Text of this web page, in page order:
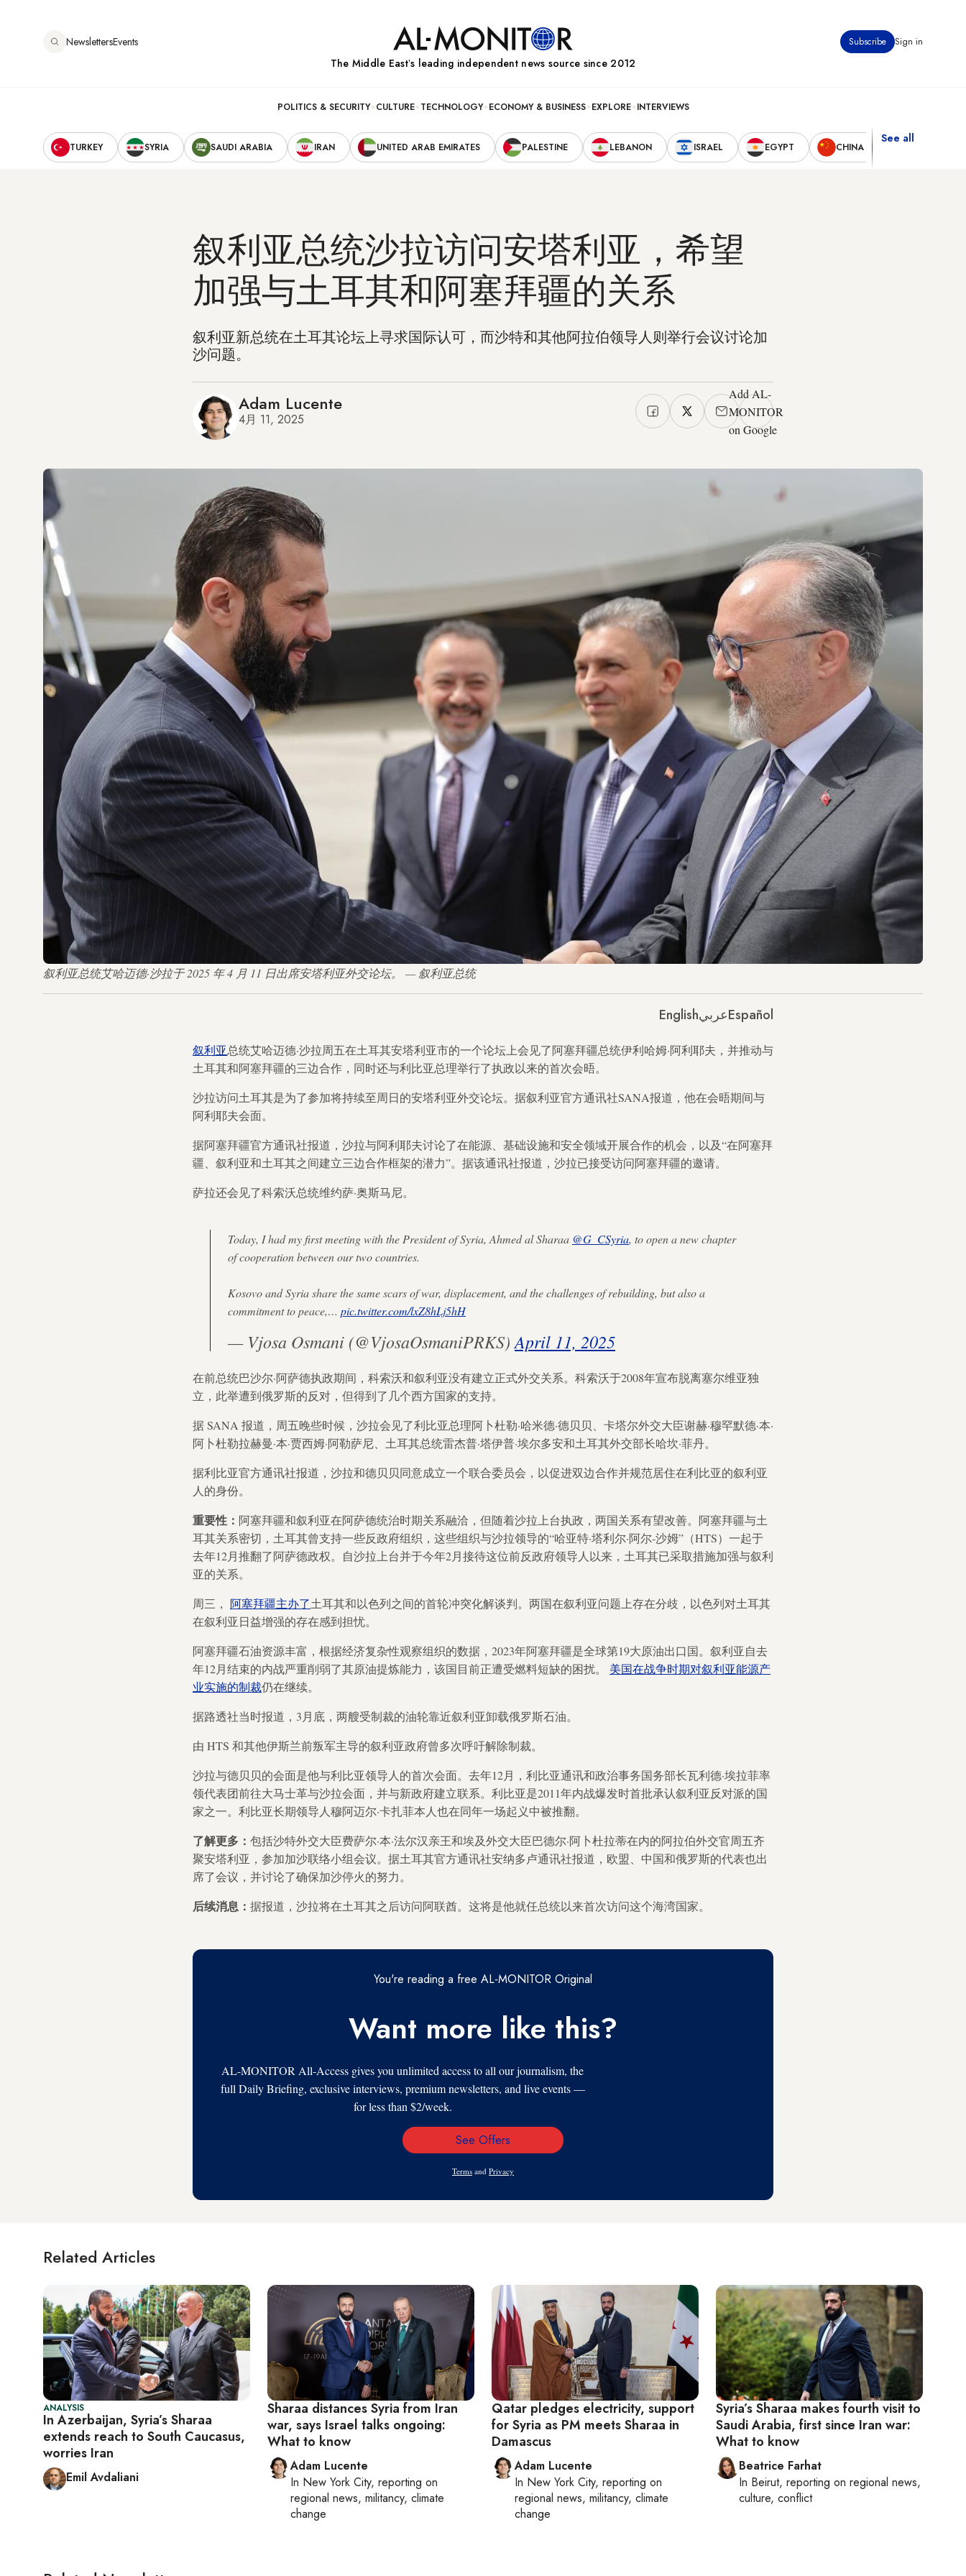
NewslettersEvents Subscribe Sign in
The Middle Eastʼs leading independent news source since 2012
navigation
POLITICS & SECURITY CULTURE TECHNOLOGY ECONOMY & BUSINESS EXPLORE INTERVIEWS
Secondary
TURKEY SYRIA SAUDI ARABIA IRAN UNITED ARAB EMIRATES PALESTINE LEBANON ISRAEL EGYPT CHINA
See all
叙利亚总统沙拉访问安塔利亚，希望
加强与土耳其和阿塞拜疆的关系
叙利亚新总统在土耳其论坛上寻求国际认可，而沙特和其他阿拉伯领导人则举行会议讨论加
沙问题。
Adam Lucente
4月 11, 2025
Add AL-
MONITOR
on Google
叙利亚总统艾哈迈德·沙拉于 2025 年 4 月 11 日出席安塔利亚外交论坛。 — 叙利亚总统
EnglishعربيEspañol
叙利亚总统艾哈迈德·沙拉周五在土耳其安塔利亚市的一个论坛上会见了阿塞拜疆总统伊利哈姆·阿利耶夫，并推动与
土耳其和阿塞拜疆的三边合作，同时还与利比亚总理举行了执政以来的首次会晤。
沙拉访问土耳其是为了参加将持续至周日的安塔利亚外交论坛。据叙利亚官方通讯社SANA报道，他在会晤期间与
阿利耶夫会面。
据阿塞拜疆官方通讯社报道，沙拉与阿利耶夫讨论了在能源、基础设施和安全领域开展合作的机会，以及“在阿塞拜
疆、叙利亚和土耳其之间建立三边合作框架的潜力”。据该通讯社报道，沙拉已接受访问阿塞拜疆的邀请。
萨拉还会见了科索沃总统维约萨·奥斯马尼。
Today, I had my first meeting with the President of Syria, Ahmed al Sharaa @G_CSyria, to open a new chapter
of cooperation between our two countries.
Kosovo and Syria share the same scars of war, displacement, and the challenges of rebuilding, but also a
commitment to peace,… pic.twitter.com/lxZ8hLj5hH
— Vjosa Osmani (@VjosaOsmaniPRKS) April 11, 2025
在前总统巴沙尔·阿萨德执政期间，科索沃和叙利亚没有建立正式外交关系。科索沃于2008年宣布脱离塞尔维亚独
立，此举遭到俄罗斯的反对，但得到了几个西方国家的支持。
据 SANA 报道，周五晚些时候，沙拉会见了利比亚总理阿卜杜勒·哈米德·德贝贝、卡塔尔外交大臣谢赫·穆罕默德·本·
阿卜杜勒拉赫曼·本·贾西姆·阿勒萨尼、土耳其总统雷杰普·塔伊普·埃尔多安和土耳其外交部长哈坎·菲丹。
据利比亚官方通讯社报道，沙拉和德贝贝同意成立一个联合委员会，以促进双边合作并规范居住在利比亚的叙利亚
人的身份。
重要性： 阿塞拜疆和叙利亚在阿萨德统治时期关系融洽，但随着沙拉上台执政，两国关系有望改善。阿塞拜疆与土
耳其关系密切，土耳其曾支持一些反政府组织，这些组织与沙拉领导的“哈亚特·塔利尔·阿尔-沙姆”（HTS）一起于
去年12月推翻了阿萨德政权。自沙拉上台并于今年2月接待这位前反政府领导人以来，土耳其已采取措施加强与叙利
亚的关系。
周三， 阿塞拜疆主办了土耳其和以色列之间的首轮冲突化解谈判。两国在叙利亚问题上存在分歧，以色列对土耳其
在叙利亚日益增强的存在感到担忧。
阿塞拜疆石油资源丰富，根据经济复杂性观察组织的数据，2023年阿塞拜疆是全球第19大原油出口国。叙利亚自去
年12月结束的内战严重削弱了其原油提炼能力，该国目前正遭受燃料短缺的困扰。 美国在战争时期对叙利亚能源产
业实施的制裁仍在继续。
据路透社当时报道，3月底，两艘受制裁的油轮靠近叙利亚卸载俄罗斯石油。
由 HTS 和其他伊斯兰前叛军主导的叙利亚政府曾多次呼吁解除制裁。
沙拉与德贝贝的会面是他与利比亚领导人的首次会面。去年12月，利比亚通讯和政治事务国务部长瓦利德·埃拉菲率
领代表团前往大马士革与沙拉会面，并与新政府建立联系。利比亚是2011年内战爆发时首批承认叙利亚反对派的国
家之一。利比亚长期领导人穆阿迈尔·卡扎菲本人也在同年一场起义中被推翻。
了解更多： 包括沙特外交大臣费萨尔·本·法尔汉亲王和埃及外交大臣巴德尔·阿卜杜拉蒂在内的阿拉伯外交官周五齐
聚安塔利亚，参加加沙联络小组会议。据土耳其官方通讯社安纳多卢通讯社报道，欧盟、中国和俄罗斯的代表也出
席了会议，并讨论了确保加沙停火的努力。
后续消息： 据报道，沙拉将在土耳其之后访问阿联酋。这将是他就任总统以来首次访问这个海湾国家。
You're reading a free AL-MONITOR Original
Want more like this?
AL-MONITOR All-Access gives you unlimited access to all our journalism, the
full Daily Briefing, exclusive interviews, premium newsletters, and live events —
for less than $2/week.
Email
See Offers
Terms and Privacy
Related Articles
ANALYSIS
In Azerbaijan, Syria’s Sharaa
extends reach to South Caucasus,
worries Iran
Emil Avdaliani
Sharaa distances Syria from Iran
war, says Israel talks ongoing:
What to know
Adam Lucente
In New York City, reporting on
regional news, militancy, climate
change
Qatar pledges electricity, support
for Syria as PM meets Sharaa in
Damascus
Adam Lucente
In New York City, reporting on
regional news, militancy, climate
change
Syria’s Sharaa makes fourth visit to
Saudi Arabia, first since Iran war:
What to know
Beatrice Farhat
In Beirut, reporting on regional news,
culture, conflict